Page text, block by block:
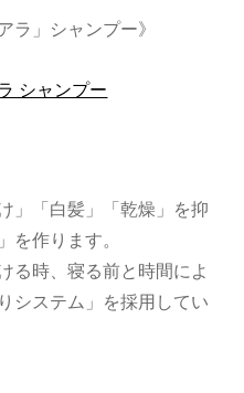
ラ」シャンプー》
シャンプー
」「白髪」「乾燥」を抑
を作ります。
る時、寝る前と時間によ
システム」を採用してい